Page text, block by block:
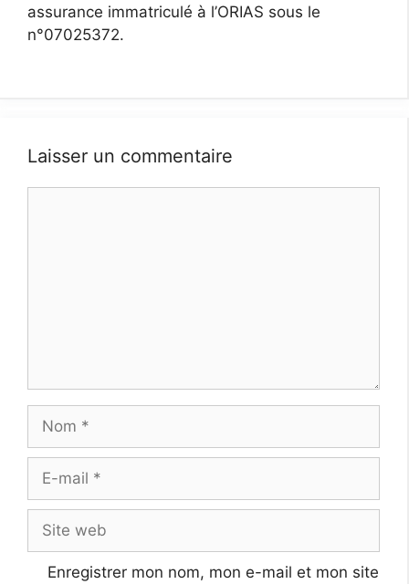
assurance immatriculé à l’ORIAS sous le
n°07025372.
Laisser un commentaire
mail
web
Enregistrer mon nom, mon e-mail et mon site